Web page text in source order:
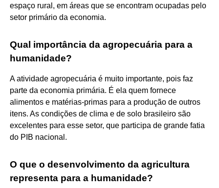
espaço rural, em áreas que se encontram ocupadas pelo
setor primário da economia.
Qual importância da agropecuária para a
humanidade?
A atividade agropecuária é muito importante, pois faz
parte da economia primária. É ela quem fornece
alimentos e matérias-primas para a produção de outros
itens. As condições de clima e de solo brasileiro são
excelentes para esse setor, que participa de grande fatia
do PIB nacional.
O que o desenvolvimento da agricultura
representa para a humanidade?